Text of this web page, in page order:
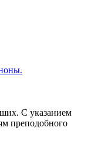
С указанием
преподобного